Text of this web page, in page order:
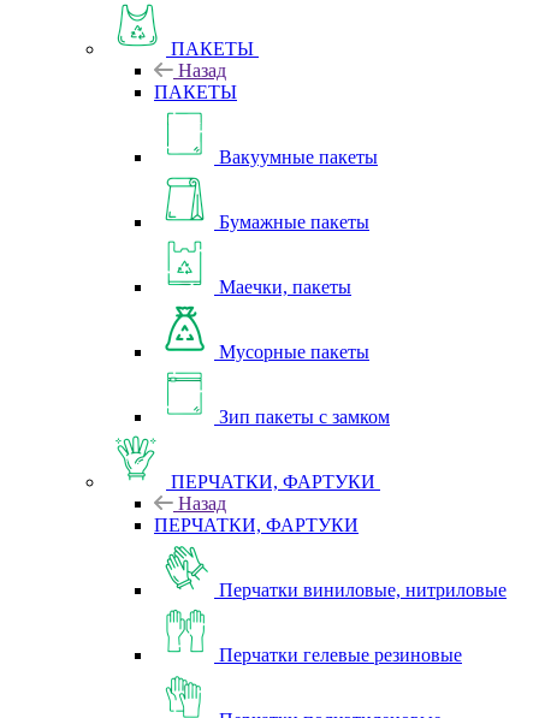
ПАКЕТЫ
Назад
ПАКЕТЫ
Вакуумные пакеты
Бумажные пакеты
Маечки, пакеты
Мусорные пакеты
Зип пакеты с замком
ПЕРЧАТКИ, ФАРТУКИ
Назад
ПЕРЧАТКИ, ФАРТУКИ
Перчатки виниловые, нитриловые
Перчатки гелевые резиновые